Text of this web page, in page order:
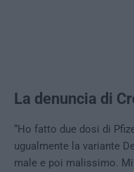
La denuncia di
“Ho fatto due dosi di
ugualmente la variante
male e poi malissimo.